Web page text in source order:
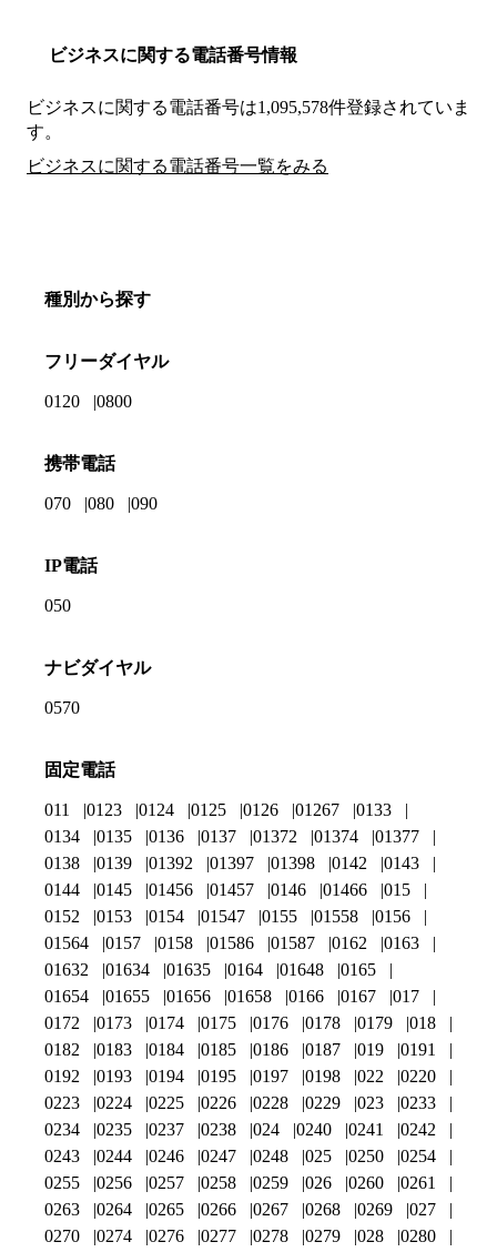
ビジネスに関する電話番号情報
ビジネスに関する電話番号は1,095,578件登録されていま
す。
ビジネスに関する電話番号一覧をみる
種別から探す
フリーダイヤル
0120 0800
携帯電話
070 080 090
IP電話
050
ナビダイヤル
0570
固定電話
011 0123 0124 0125 0126 01267
0133
0134
0135 0136 0137 01372 01374
01377
0138
0139 01392 01397 01398 0142
0143
0144
0145 01456 01457 0146 01466
015
0152
0153 0154 01547 0155 01558
0156
01564
0157 0158 01586 01587 0162
0163
01632
01634 01635 0164 01648
0165
01654
01655 01656 01658 0166 0167
017
0172
0173 0174 0175 0176 0178 0179
018
0182
0183 0184 0185 0186 0187 019
0191
0192
0193 0194 0195 0197 0198 022
0220
0223
0224 0225 0226 0228 0229 023
0233
0234
0235 0237 0238 024 0240 0241
0242
0243
0244 0246 0247 0248 025 0250
0254
0255
0256 0257 0258 0259 026 0260
0261
0263
0264 0265 0266 0267 0268 0269
027
0270
0274 0276 0277 0278 0279 028
0280